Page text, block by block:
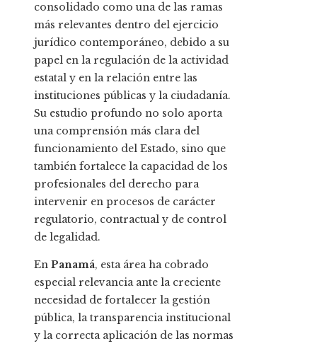
consolidado como una de las ramas
más relevantes dentro del ejercicio
jurídico contemporáneo, debido a su
papel en la regulación de la actividad
estatal y en la relación entre las
instituciones públicas y la ciudadanía.
Su estudio profundo no solo aporta
una comprensión más clara del
funcionamiento del Estado, sino que
también fortalece la capacidad de los
profesionales del derecho para
intervenir en procesos de carácter
regulatorio, contractual y de control
de legalidad.
En Panamá, esta área ha cobrado
especial relevancia ante la creciente
necesidad de fortalecer la gestión
pública, la transparencia institucional
y la correcta aplicación de las normas